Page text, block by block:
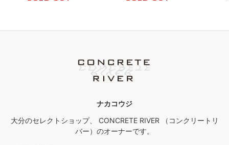
ナカコウジ
大分のセレクトショップ、 CONCRETE RIVER （コンクリートリ
バー）のオーナーです。